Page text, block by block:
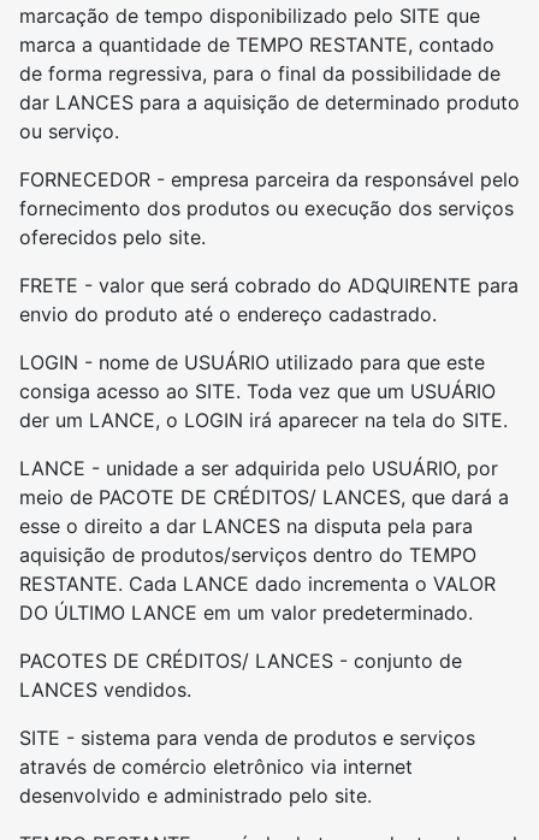
marcação de tempo disponibilizado pelo SITE que
marca a quantidade de TEMPO RESTANTE, contado
de forma regressiva, para o final da possibilidade de
dar LANCES para a aquisição de determinado produto
ou serviço.
FORNECEDOR - empresa parceira da responsável pelo
fornecimento dos produtos ou execução dos serviços
oferecidos pelo site.
FRETE - valor que será cobrado do ADQUIRENTE para
envio do produto até o endereço cadastrado.
LOGIN - nome de USUÁRIO utilizado para que este
consiga acesso ao SITE. Toda vez que um USUÁRIO
der um LANCE, o LOGIN irá aparecer na tela do SITE.
LANCE - unidade a ser adquirida pelo USUÁRIO, por
meio de PACOTE DE CRÉDITOS/ LANCES, que dará a
esse o direito a dar LANCES na disputa pela para
aquisição de produtos/serviços dentro do TEMPO
RESTANTE. Cada LANCE dado incrementa o VALOR
DO ÚLTIMO LANCE em um valor predeterminado.
PACOTES DE CRÉDITOS/ LANCES - conjunto de
LANCES vendidos.
SITE - sistema para venda de produtos e serviços
através de comércio eletrônico via internet
desenvolvido e administrado pelo site.